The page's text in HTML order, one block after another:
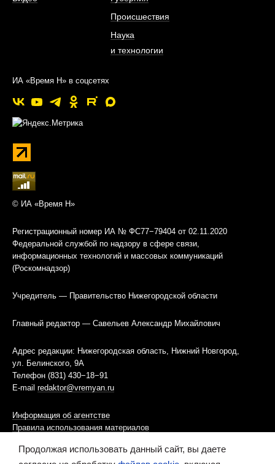
Происшествия
Наука
и технологии
ИА «Время Н» в соцсетях
© ИА «Время Н»
Регистрационный номер ИА № ФС77−79404 от 02.11.2020
Федеральной службой по надзору в сфере связи,
информационных технологий и массовых коммуникаций
(Роскомнадзор)
Учредитель — Правительство Нижегородской области
Главный редактор — Савельев Александр Михайлович
Адрес редакции: Нижегородская область, Нижний Новгород,
ул. Белинского, 9А
Телефон (831) 430−18−91
E-mail redaktor@vremyan.ru
Информация об агентстве
Правила использования материалов
Информационная политика использования «cookies»-файлов
Продолжая использовать данный сайт, вы даете